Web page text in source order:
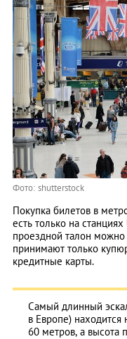
Фото: shutterstock
Покупка билетов в
есть только на
проездной талон можно
принимают только
кредитные карты.
Самый длинный
в Европе)
60 метров, а высота